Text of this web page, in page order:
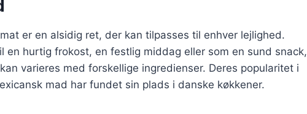
er en alsidig ret, der kan tilpasses til enhver lejlighed.
en hurtig frokost, en festlig middag eller som en sund snack,
varieres med forskellige ingredienser. Deres popularitet i
mad har fundet sin plads i danske køkkener.